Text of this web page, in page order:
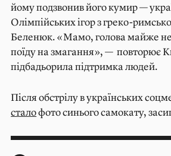
йому подзвонив його кумир —
Олімпійських ігор з греко-
Беленюк. «Мамо, голова майже не
поїду на змагання», — повторює
підбадьорила підтримка людей.
Після обстрілу в українських
сталофото синього самокату,